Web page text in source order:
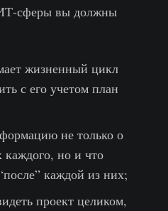
сферы вы должны
жизненный цикл
с его учетом план
не только о
каждого, но и что
каждой из них;
проект целиком,